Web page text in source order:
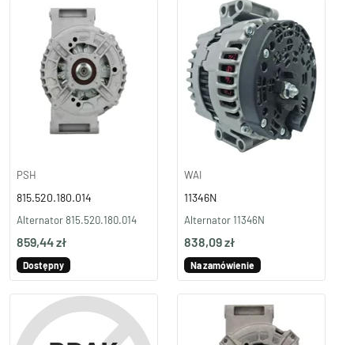
PSH
815.520.180.014
Alternator 815.520.180.014
859,44 zł
Dostępny
WAI
11346N
Alternator 11346N
838,09 zł
Na zamówienie